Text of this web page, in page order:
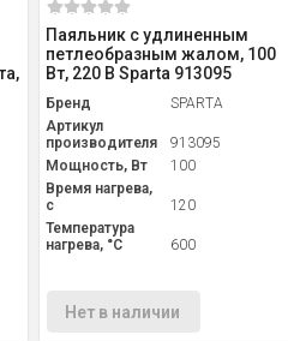
Паяльник с удлиненным
петлеобразным жалом, 100
Вт, 220 В Sparta 913095
Бренд
SPARTA
Артикул
производителя
913095
Мощность, Вт
100
Время нагрева,
с
120
Температура
нагрева, °С
600
Нет в наличии